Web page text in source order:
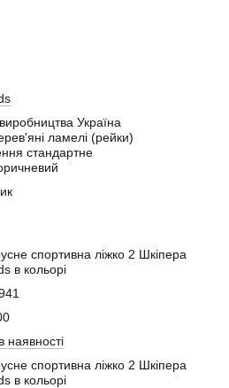
Україна
ламелі (рейки)
стандартне
спортивна ліжко 2 Шкіпера
в кольорі
наявності
спортивна ліжко 2 Шкіпера
в кольорі